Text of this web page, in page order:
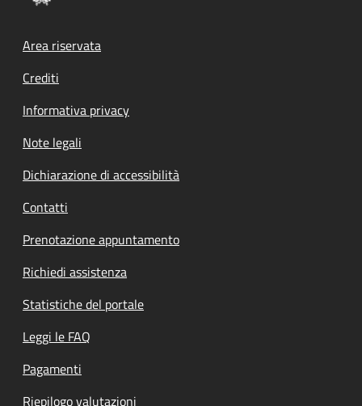
Footer menu
Area riservata
Crediti
Informativa privacy
Note legali
Dichiarazione di accessibilità
Contatti
Prenotazione appuntamento
Richiedi assistenza
Statistiche del portale
Leggi le FAQ
Pagamenti
Riepilogo valutazioni